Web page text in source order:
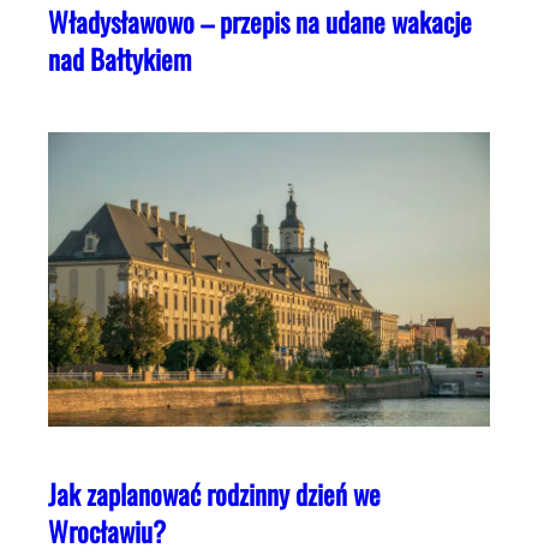
Władysławowo – przepis na udane wakacje
nad Bałtykiem
Jak zaplanować rodzinny dzień we
Wrocławiu?